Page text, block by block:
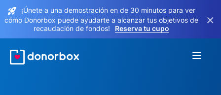
¡Únete a una demostración en de 30 minutos para ver
cómo Donorbox puede ayudarte a alcanzar tus objetivos de
recaudación de fondos!
Reserva tu cupo
×